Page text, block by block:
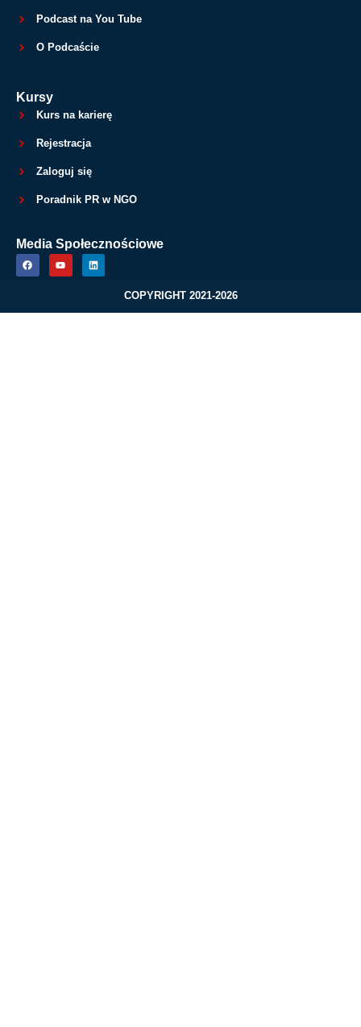
Podcast na You Tube
O Podcaście
Kursy
Kurs na karierę
Rejestracja
Zaloguj się
Poradnik PR w NGO
Media Społecznościowe
COPYRIGHT 2021-2026